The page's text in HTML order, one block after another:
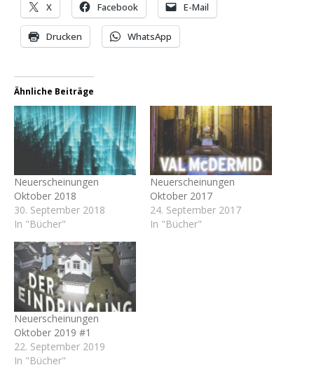
X Facebook E-Mail
Drucken WhatsApp
Ähnliche Beiträge
Neuerscheinungen
Oktober 2018
30. September 2018
In "Bücher"
Neuerscheinungen
Oktober 2017
24. September 2017
In "Bücher"
Neuerscheinungen
Oktober 2019 #1
22. September 2019
In "Bücher"